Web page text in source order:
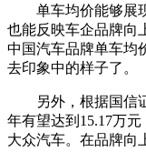
单车均价能够展
也能反映车企品牌向
中国汽车品牌单车均
去印象中的样子了。
另外，根据国信
年有望达到15.17万
大众汽车。在品牌向